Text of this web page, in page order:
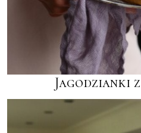
Jagodzianki